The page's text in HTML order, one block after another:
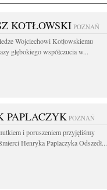
KOTŁOWSKI POZNAŃ
Wojciechowi Kotłowskiemu
głębokiego współczucia w...
PAPLACZYK POZNAŃ
i poruszeniem przyjęliśmy
Henryka Paplaczyka Odszedł...